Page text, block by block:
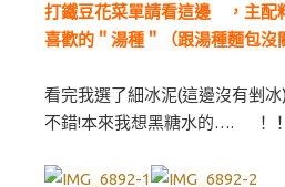
打鐵豆花菜單請看這邊 ，主
喜歡的＂湯種＂（跟湯種麵包沒
看完我選了細冰泥(這邊沒有剉
不錯!本來我想黑糖水的…. ！！